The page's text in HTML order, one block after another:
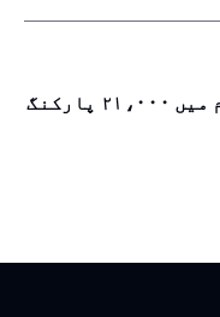
دبئی میں سالک نظام میں ۲۱،۰۰۰ پارکنگ